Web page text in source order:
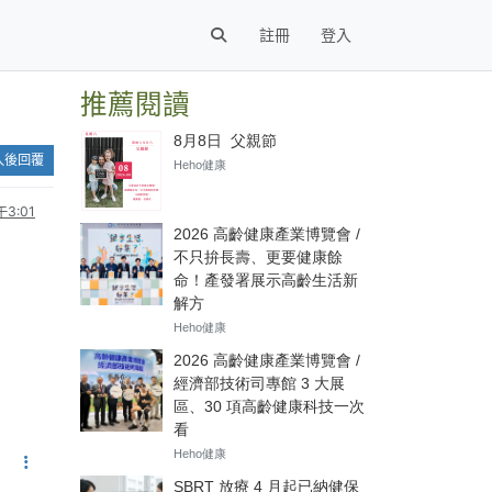
註冊 登入
後回覆
3:01
推薦閱讀